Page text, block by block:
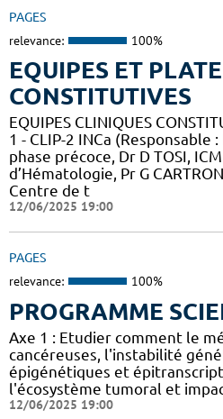
PAGES
relevance: 100%
EQUIPES ET
CONSTITUTIVES
EQUIPES CLINIQUES
1 - CLIP-2 INCa (Responsable
phase précoce, Dr D TOSI,
d’Hématologie, Pr G
Centre de t
12/06/2025 19:00
PAGES
relevance: 100%
PROGRAMME
Axe 1 : Etudier comment le
cancéreuses, l'instabilité
épigénétiques et
l'écosystème tumoral et
12/06/2025 19:00